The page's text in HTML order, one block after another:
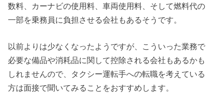
数料、カーナビの使用料、車両使用料、そして燃料代の
一部を乗務員に負担させる会社もあるそうです。
以前よりは少なくなったようですが、こういった業務で
必要な備品や消耗品に関して控除される会社もあるかも
しれませんので、タクシー運転手への転職を考えている
方は面接で聞いてみることをおすすめします。